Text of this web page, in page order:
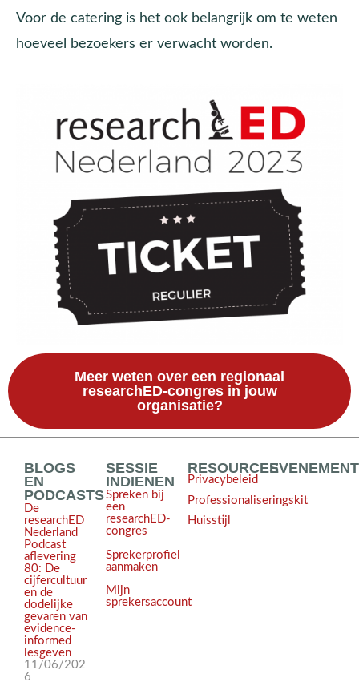
Voor de catering is het ook belangrijk om te weten
hoeveel bezoekers er verwacht worden.
Meer weten over een regionaal
researchED-congres in jouw
organisatie?
BLOGS
EN
PODCASTS
De
researchED
Nederland
Podcast
aflevering
80: De
cijfercultuur
en de
dodelijke
gevaren van
evidence-
informed
lesgeven
11/06/202
6
SESSIE
INDIENEN
Spreken bij
een
researchED-
congres
Sprekerprofiel
aanmaken
Mijn
sprekersaccount
RESOURCES
Privacybeleid
Professionaliseringskit
Huisstijl